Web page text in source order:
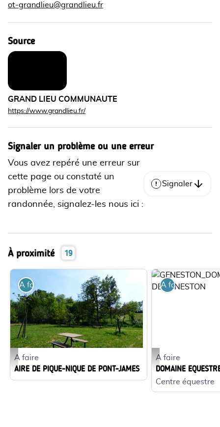
ot-grandlieu@grandlieu.fr
Source
GRAND LIEU COMMUNAUTE
https://www.grandlieu.fr/
Signaler un problème ou une erreur
Vous avez repéré une erreur sur
cette page ou constaté un
problème lors de votre
randonnée, signalez-les nous ici :
Signaler
À proximité 19
P1040221 - Office de Tourisme de Grand Lieu
A faire
A faire
AIRE DE PIQUE-NIQUE DE PONT-JAMES
A faire
A faire
DOMAINE
Centre équestre